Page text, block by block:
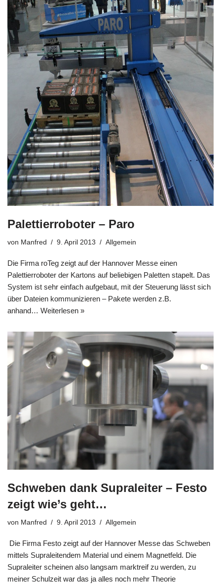
Palettierroboter – Paro
von Manfred 9. April 2013 Allgemein
Die Firma roTeg zeigt auf der Hannover Messe einen
Palettierroboter der Kartons auf beliebigen Paletten stapelt. Das
System ist sehr einfach aufgebaut, mit der Steuerung lässt sich
über Dateien kommunizieren – Pakete werden z.B.
anhand… Weiterlesen »
Schweben dank Supraleiter – Festo
zeigt wie’s geht…
von Manfred 9. April 2013 Allgemein
Die Firma Festo zeigt auf der Hannover Messe das Schweben
mittels Supraleitendem Material und einem Magnetfeld. Die
Supraleiter scheinen also langsam marktreif zu werden, zu
meiner Schulzeit war das ja alles noch mehr Theorie